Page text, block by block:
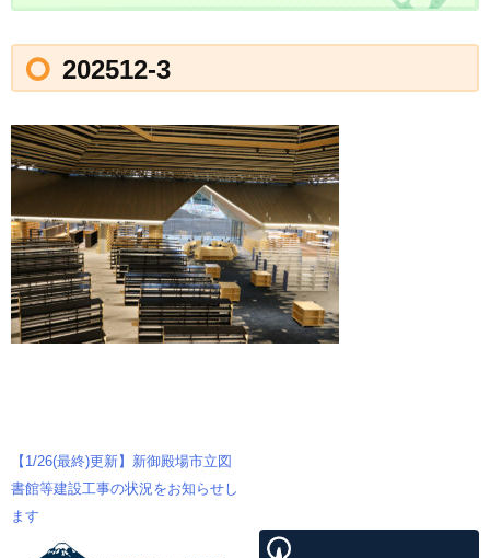
202512-3
投
稿
【1/26(最終)更新】新御殿場市立図
書館等建設工事の状況をお知らせし
ます